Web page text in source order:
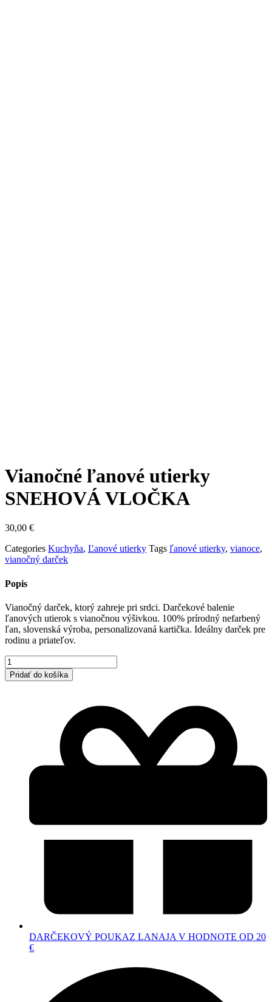
Vianočné ľanové utierky
SNEHOVÁ VLOČKA
30,00 €
Categories Kuchyňa, Ľanové utierky Tags ľanové utierky, vianoce,
vianočný darček
Popis
Vianočný darček, ktorý zahreje pri srdci. Darčekové balenie
ľanových utierok s vianočnou výšivkou. 100% prírodný nefarbený
ľan, slovenská výroba, personalizovaná kartička. Ideálny darček pre
rodinu a priateľov.
množstvo
Vianočné
ľanové
Pridať do košíka
DARČEKOVÝ POUKAZ LANAJA V HODNOTE OD 20
€